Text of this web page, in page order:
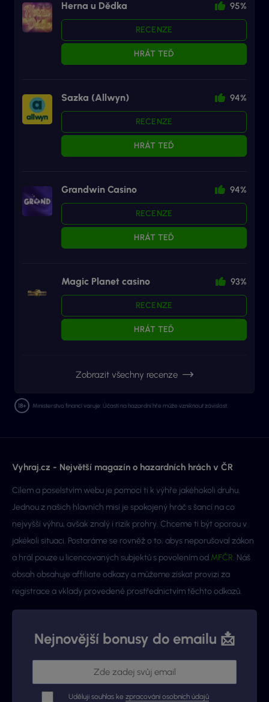
Herna u Dědka 95%
RECENZE
HRÁT TEĎ
Sazka (Allwyn) 94%
RECENZE
HRÁT TEĎ
Grandwin Casino 94%
RECENZE
HRÁT TEĎ
Magic Planet casino 93%
RECENZE
HRÁT TEĎ
Zobrazit všechny recenze
Ministerstvo financí varuje: Účastí na hazardní hře může vzniknout závislost.
Vyhraj.cz - Největší magazín o hazardních hrách v ČR
Cílem a poselstvím webu je pomoci ti k výhře jakéhokoli druhu.
Jednou z našich hlavních misí je spokojený hráč s šancí na co
nejvyšší výhru, avšak znalý i rizik prohry. Chceme ti být oporou v
jakékoli situaci. Postaráme se rovněž o to, abys neporušoval zákon
a hrál pouze u licencovaných subjektů s povolením od MFČR. Náš
obsah obsahuje affiliate odkazy a můžeme získat provizi za
registrace a vklady provedené prostřednictvím těchto odkazů.
Nejnovější bonusy do emailu 📩
Uděluji souhlas ke zpracování osobních údajů